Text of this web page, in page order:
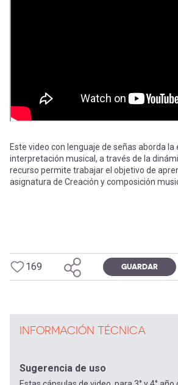
entrar
a
mi
Este video con lenguaje de señas aborda la
interpretación musical, a través de la
recurso permite trabajar el objetivo de
asignatura de Creación y composición
169 GUARDAR
INFORMACIÓN TÉCNICA
Sugerencia de uso